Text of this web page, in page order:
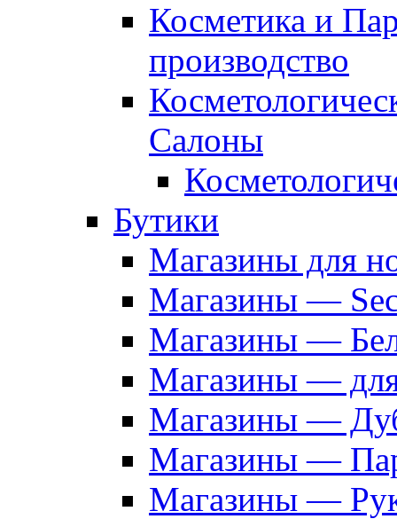
Косметика и
производство
Салоны
Бутики
Магазины для
Магазины —
Магазины —
Магазины —
Магазины —
Магазины —
Магазины —